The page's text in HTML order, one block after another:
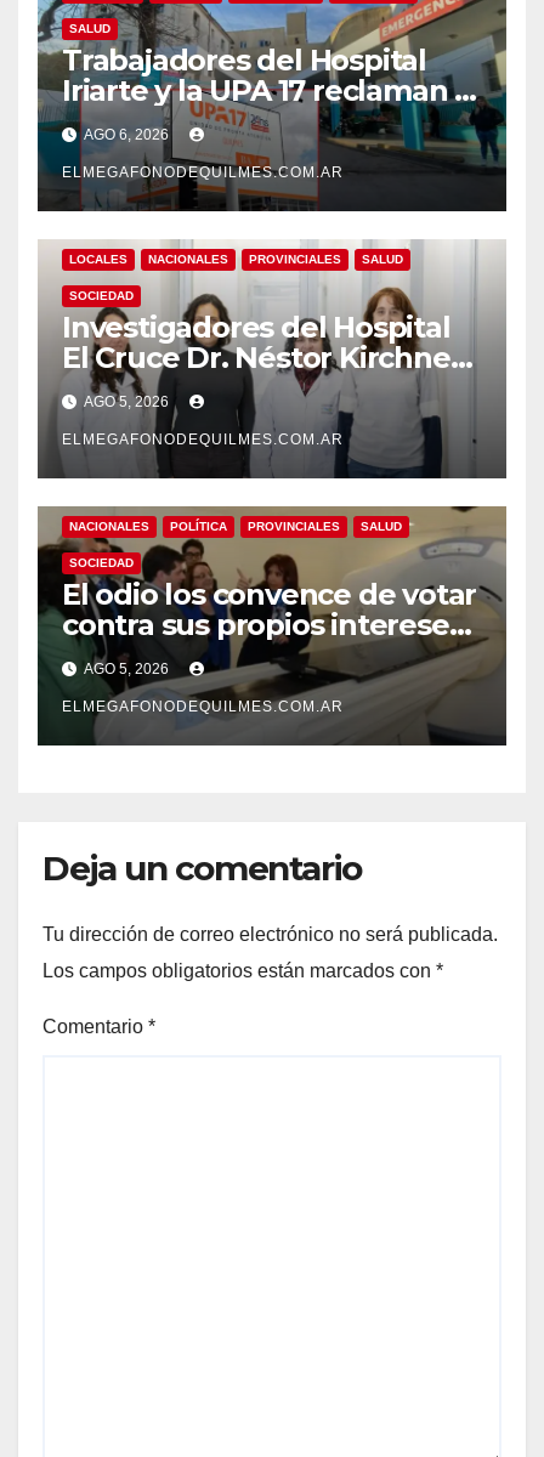
SALUD
Trabajadores del Hospital
Iriarte y la UPA 17 reclaman el
pase a planta de becarios y
mejoras laborales
AGO 6, 2026
ELMEGAFONODEQUILMES.COM.AR
LOCALES NACIONALES PROVINCIALES SALUD
SOCIEDAD
Investigadores del Hospital
El Cruce Dr. Néstor Kirchner
desarrollan un estudio
pionero sobre el
envejecimiento cerebral y las
demencias
AGO 5, 2026
ELMEGAFONODEQUILMES.COM.AR
NACIONALES POLÍTICA PROVINCIALES SALUD
SOCIEDAD
El odio los convence de votar
contra sus propios intereses.
Una Sociedad atrapada en la
grieta
AGO 5, 2026
ELMEGAFONODEQUILMES.COM.AR
Deja un comentario
Tu dirección de correo electrónico no será publicada.
Los campos obligatorios están marcados con *
Comentario *